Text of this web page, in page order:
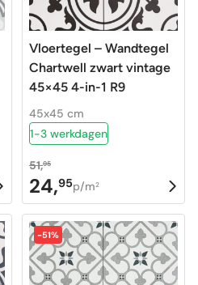
Vloertegel – Wandtegel
Chartwell zwart vintage
45×45 4-in-1 R9
45x45 cm
1-3 werkdagen
51,95
Oorspronkelijke
prijs
was:
51,95.
24,95
Huidige
prijs
is:
24,95.
p/m2
-51%